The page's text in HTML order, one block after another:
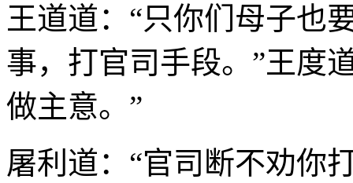
王道道：“只你们母子也
事，打官司手段。”王度
做主意。”
屠利道：“官司断不劝你